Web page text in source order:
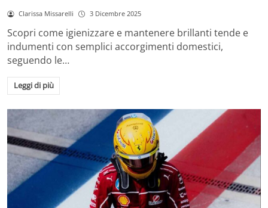
Clarissa Missarelli 3 Dicembre 2025
Scopri come igienizzare e mantenere brillanti tende e
indumenti con semplici accorgimenti domestici,
seguendo le…
Leggi di più